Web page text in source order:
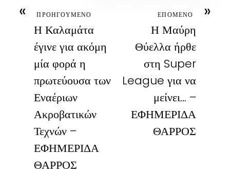
« ΠΡΟΗΓΟΥΜΕΝΟ
Η Καλαμάτα
έγινε για ακόμη
μία φορά η
πρωτεύουσα των
Εναέριων
Ακροβατικών
Τεχνών –
ΕΦΗΜΕΡΙΔΑ
ΘΑΡΡΟΣ
»
ΕΠΟΜΕΝΟ
Η Μαύρη
Θύελλα ήρθε
στη Super
League για να
μείνει… –
ΕΦΗΜΕΡΙΔΑ
ΘΑΡΡΟΣ